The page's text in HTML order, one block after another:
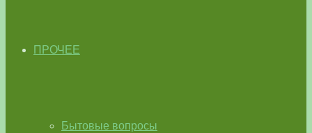
ПРОЧЕЕ
Бытовые вопросы